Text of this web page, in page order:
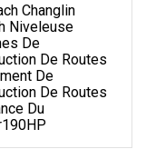
Changlin
Niveleuse
De
De Routes
De
De Routes
Du